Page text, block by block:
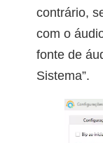
contrário,
com o
fonte de
Sistema”.